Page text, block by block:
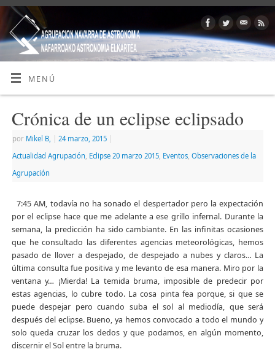
MENÚ
Crónica de un eclipse eclipsado
por Mikel B, 24 marzo, 2015
Actualidad Agrupación Eclipse 20 marzo 2015, Eventos, Observaciones de la
Agrupación
7:45 AM, todavía no ha sonado el despertador pero la expectación
por el eclipse hace que me adelante a ese grillo infernal. Durante la
semana, la predicción ha sido cambiante. En las infinitas ocasiones
que he consultado las diferentes agencias meteorológicas, hemos
pasado de llover a despejado, de despejado a nubes y claros… La
última consulta fue positiva y me levanto de esa manera. Miro por la
ventana y… ¡Mierda! La temida bruma, imposible de predecir por
estas agencias, lo cubre todo. La cosa pinta fea porque, si que se
puede despejar pero cuando suba el sol al mediodía, que será
después del eclipse. Bueno, ya hemos convocado a todo el mundo y
solo queda cruzar los dedos y que podamos, en algún momento,
discernir el Sol entre la bruma.